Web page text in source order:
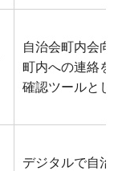
自治会町内会
町内への連絡
確認ツールと
デジタルで自